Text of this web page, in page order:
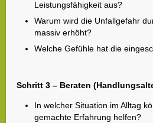
Leistungsfähigkeit aus?
Warum wird die Unfallgefahr
massiv erhöht?
Welche Gefühle hat die
Schritt 3 – Beraten
In welcher Situation im Alltag
gemachte Erfahrung helfen?